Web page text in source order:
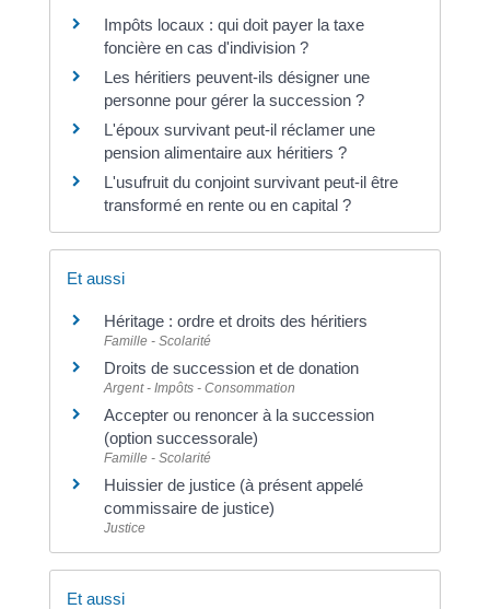
Impôts locaux : qui doit payer la taxe
foncière en cas d'indivision ?
Les héritiers peuvent-ils désigner une
personne pour gérer la succession ?
L'époux survivant peut-il réclamer une
pension alimentaire aux héritiers ?
L'usufruit du conjoint survivant peut-il être
transformé en rente ou en capital ?
Et aussi
Héritage : ordre et droits des héritiers
Famille - Scolarité
Droits de succession et de donation
Argent - Impôts - Consommation
Accepter ou renoncer à la succession
(option successorale)
Famille - Scolarité
Huissier de justice (à présent appelé
commissaire de justice)
Justice
Et aussi